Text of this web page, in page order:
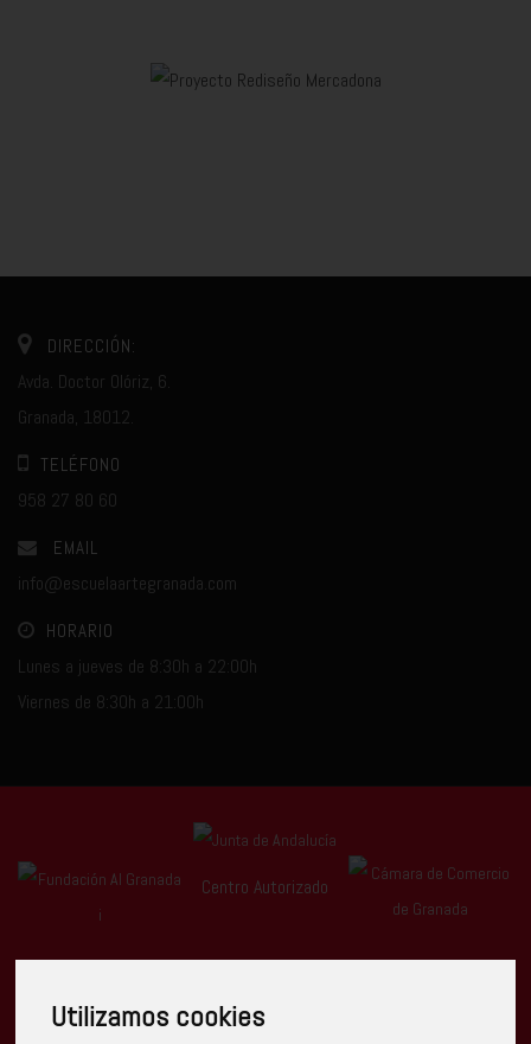
Utilizamos cookies
DIRECCIÓN:
Avda. Doctor Olóriz, 6.
Granada, 18012.
TELÉFONO
958 27 80 60
EMAIL
info@escuelaartegranada.com
HORARIO
Lunes a jueves de 8:30h a 22:00h
Viernes de 8:30h a 21:00h
Centro Autorizado